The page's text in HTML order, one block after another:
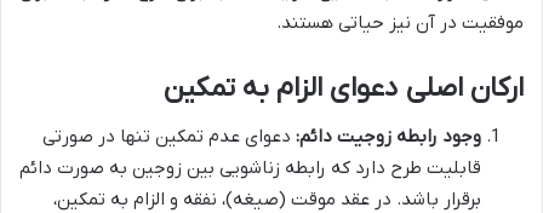
موفقیت در آن نیز حیاتی هستند.
ارکان اصلی دعوای الزام به تمکین
وجود رابطه زوجیت دائم: دعوای عدم تمکین تنها در صورتی
قابلیت طرح دارد که رابطه زناشویی بین زوجین به صورت دائم
برقرار باشد. در عقد موقت (صیغه)، نفقه و الزام به تمکین،